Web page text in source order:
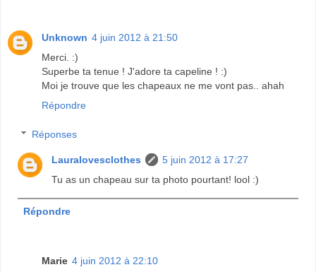
Unknown 4 juin 2012 à 21:50
Merci. :)
Superbe ta tenue ! J'adore ta capeline ! :)
Moi je trouve que les chapeaux ne me vont pas.. ahah
Répondre
Réponses
Lauralovesclothes
5 juin 2012 à 17:27
Tu as un chapeau sur ta photo pourtant! lool :)
Répondre
Marie 4 juin 2012 à 22:10